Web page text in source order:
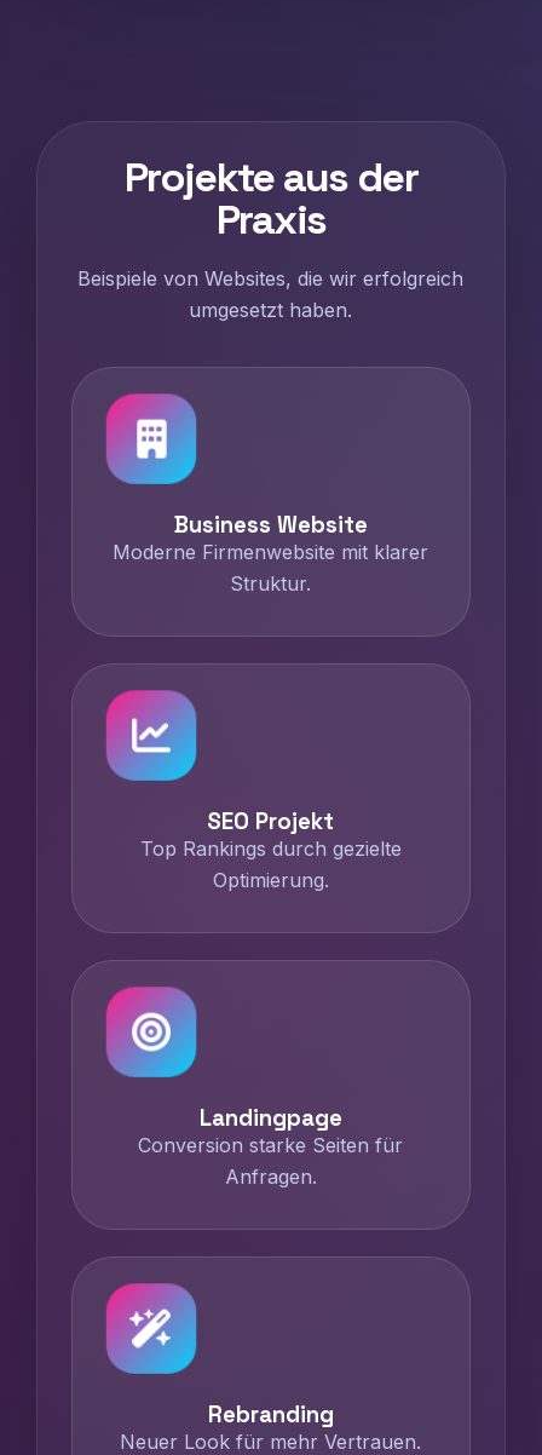
Projekte aus der
Praxis
Beispiele von Websites, die wir erfolgreich
umgesetzt haben.
Business Website
Moderne Firmenwebsite mit klarer
Struktur.
SEO Projekt
Top Rankings durch gezielte
Optimierung.
Landingpage
Conversion starke Seiten für
Anfragen.
Rebranding
Neuer Look für mehr Vertrauen.